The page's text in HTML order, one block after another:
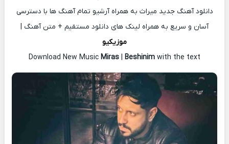
دانلود آهنگ جدید میراث به همراه آرشیو تمام آهنگ ها با دسترسی
آسان و سریع به همراه لینک های دانلود مستقیم + متن آهنگ |
موزیکیو
Download New Music Miras | Beshinim with the text